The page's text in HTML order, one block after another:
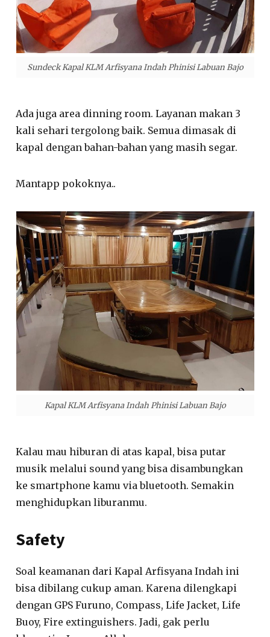
Sundeck Kapal KLM Arfisyana Indah Phinisi Labuan Bajo
Ada juga area dinning room. Layanan makan 3
kali sehari tergolong baik. Semua dimasak di
kapal dengan bahan-bahan yang masih segar.
Mantapp pokoknya..
Kapal KLM Arfisyana Indah Phinisi Labuan Bajo
Kalau mau hiburan di atas kapal, bisa putar
musik melalui sound yang bisa disambungkan
ke smartphone kamu via bluetooth. Semakin
menghidupkan liburanmu.
Safety
Soal keamanan dari Kapal Arfisyana Indah ini
bisa dibilang cukup aman. Karena dilengkapi
dengan GPS Furuno, Compass, Life Jacket, Life
Buoy, Fire extinguishers. Jadi, gak perlu